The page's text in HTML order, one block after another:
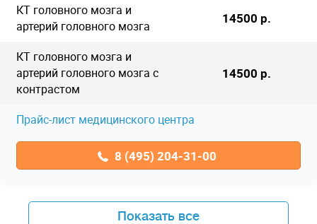
КТ головного мозга и
артерий головного мозга
14500 р.
КТ головного мозга и
артерий головного мозга с
контрастом
14500 р.
Прайс-лист медицинского центра
8 (495) 204-31-00
Показать все